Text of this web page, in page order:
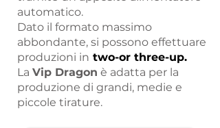
automatico.
Dato il formato massimo
abbondante, si possono effettuare
produzioni in two-or three-up.
La Vip Dragon è adatta per la
produzione di grandi, medie e
piccole tirature.